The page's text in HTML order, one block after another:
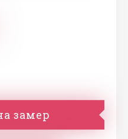
замер